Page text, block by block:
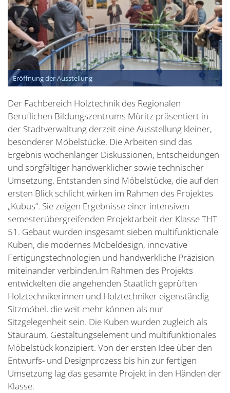
Eröffnung der Ausstellung
Der Fachbereich Holztechnik des Regionalen
Beruflichen Bildungszentrums Müritz präsentiert in
der Stadtverwaltung derzeit eine Ausstellung kleiner,
besonderer Möbelstücke. Die Arbeiten sind das
Ergebnis wochenlanger Diskussionen, Entscheidungen
und sorgfältiger handwerklicher sowie technischer
Umsetzung. Entstanden sind Möbelstücke, die auf den
ersten Blick schlicht wirken im Rahmen des Projektes
„Kubus“. Sie zeigen Ergebnisse einer intensiven
semesterübergreifenden Projektarbeit der Klasse THT
51. Gebaut wurden insgesamt sieben multifunktionale
Kuben, die modernes Möbeldesign, innovative
Fertigungstechnologien und handwerkliche Präzision
miteinander verbinden.Im Rahmen des Projekts
entwickelten die angehenden Staatlich geprüften
Holztechnikerinnen und Holztechniker eigenständig
Sitzmöbel, die weit mehr können als nur
Sitzgelegenheit sein. Die Kuben wurden zugleich als
Stauraum, Gestaltungselement und multifunktionales
Möbelstück konzipiert. Von der ersten Idee über den
Entwurfs- und Designprozess bis hin zur fertigen
Umsetzung lag das gesamte Projekt in den Händen der
Klasse.